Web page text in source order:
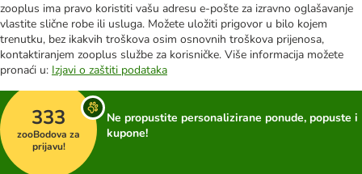
zooplus ima pravo koristiti vašu adresu e-pošte za izravno oglašavanje
vlastite slične robe ili usluga. Možete uložiti prigovor u bilo kojem
trenutku, bez ikakvih troškova osim osnovnih troškova prijenosa,
kontaktiranjem zooplus službe za korisničke. Više informacija možete
pronaći u: Izjavi o zaštiti podataka
333
zooBodova za
prijavu!
Ne propustite personalizirane ponude, popuste i
kupone!